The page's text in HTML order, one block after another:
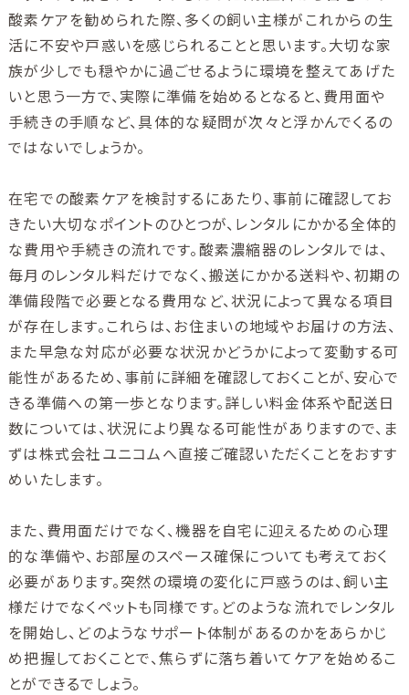
酸素ケアを勧められた際、多くの飼い主様がこれからの生
活に不安や戸惑いを感じられることと思います。大切な家
族が少しでも穏やかに過ごせるように環境を整えてあげた
いと思う一方で、実際に準備を始めるとなると、費用面や
手続きの手順など、具体的な疑問が次々と浮かんでくるの
ではないでしょうか。
在宅での酸素ケアを検討するにあたり、事前に確認してお
きたい大切なポイントのひとつが、レンタルにかかる全体的
な費用や手続きの流れです。酸素濃縮器のレンタルでは、
毎月のレンタル料だけでなく、搬送にかかる送料や、初期の
準備段階で必要となる費用など、状況によって異なる項目
が存在します。これらは、お住まいの地域やお届けの方法、
また早急な対応が必要な状況かどうかによって変動する可
能性があるため、事前に詳細を確認しておくことが、安心で
きる準備への第一歩となります。詳しい料金体系や配送日
数については、状況により異なる可能性がありますので、ま
ずは株式会社ユニコムへ直接ご確認いただくことをおすす
めいたします。
また、費用面だけでなく、機器を自宅に迎えるための心理
的な準備や、お部屋のスペース確保についても考えておく
必要があります。突然の環境の変化に戸惑うのは、飼い主
様だけでなくペットも同様です。どのような流れでレンタル
を開始し、どのようなサポート体制があるのかをあらかじ
め把握しておくことで、焦らずに落ち着いてケアを始めるこ
とができるでしょう。